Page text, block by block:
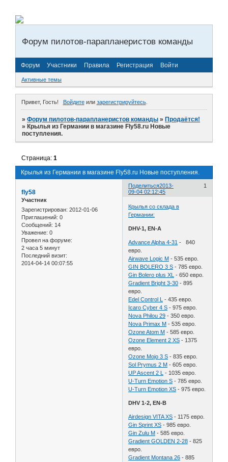
Форум пилотов-парапланеристов команды
Форум Участники Правила Регистрация Войти
Активные темы
Привет, Гость! Войдитеили зарегистрируйтесь.
»Форум пилотов-парапланеристов команды »Продаётся!
»Крылья из Германии в магазине Fly58.ru Новые
поступления.
Крылья из Германии в магазине Fly58.ru Новые поступления.
Страница:1
Поделиться 1
2013-
09-04 02:12:45
fly58
Участник
Зарегистрирован: 2012-01-06
Приглашений: 0
Сообщений: 14
Уважение: 0
Провел на форуме:
2 часа 5 минут
Последний визит:
2014-04-14 00:07:55
Крылья со склада в
Германии:
DHV-1, EN-A
Advance Alpha 4-31 - 840
евро.
Airwave Logic M - 535 евро.
GIN BOLERO 3 S - 785 евро.
Gin Bolero plus XL
- 650 евро.
Gradient Bright 3-30 - 895
евро.
Edel Control L
- 435 евро.
Icaro Cyber 4 S - 975 евро.
Nova Philou 29 - 350 евро.
Nova Primax M - 535 евро.
Ozone Atom M - 585 евро.
Ozone Element 2 XS - 1375
евро.
Ozone Mojo 3 S - 835 евро.
Sol Prymus 2 M - 605 евро.
UP Ascent 2 L
- 1035 евро.
U-Turn Emotion S - 785 евро.
U-Turn Emotion ХS - 975 евро.
DHV 1-2, EN-B
Airdesign VITA XS - 1175 евро.
Gin Sprint XS - 985 евро.
Gin Zulu M - 585 евро.
Gradient GOLDEN 2-28 - 825
евро.
Gradient Montana 26 - 885